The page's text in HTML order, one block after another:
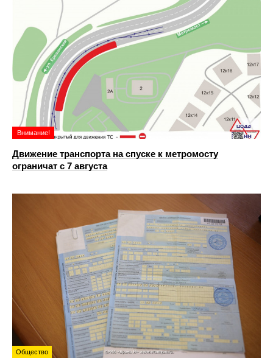
Внимание!
Движение транспорта на спуске к метромосту
ограничат с 7 августа
Общество